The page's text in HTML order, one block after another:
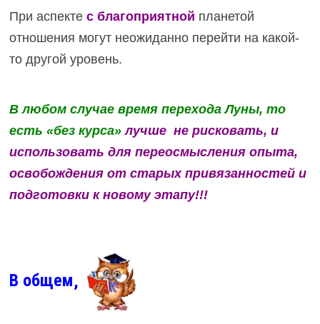
При аспектес благоприятной планетой
отношения могут неожиданно перейти на какой-
то другой уровень.
В любом случае время перехода Луны, то
есть «без курса»лучше не рисковать, и
использовать для переосмысления опыта,
освобождения от старых привязанностей и
подготовки к новому этапу!!!
В общем,